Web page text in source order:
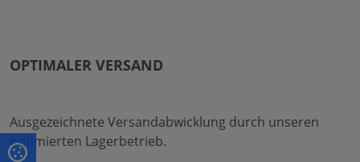
OPTIMALER VERSAND
Ausgezeichnete Versandabwicklung durch unseren
optimierten Lagerbetrieb.